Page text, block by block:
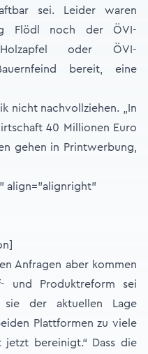
sei. Leider waren
Flödl noch der ÖVI-
oder ÖVI-
bereit, eine
nicht nachvollziehen. „In
40 Millionen Euro
gehen in Printwerbung,
align="alignright"
Anfragen aber kommen
und Produktreform sei
der aktuellen Lage
Plattformen zu viele
jetzt bereinigt.“ Dass die